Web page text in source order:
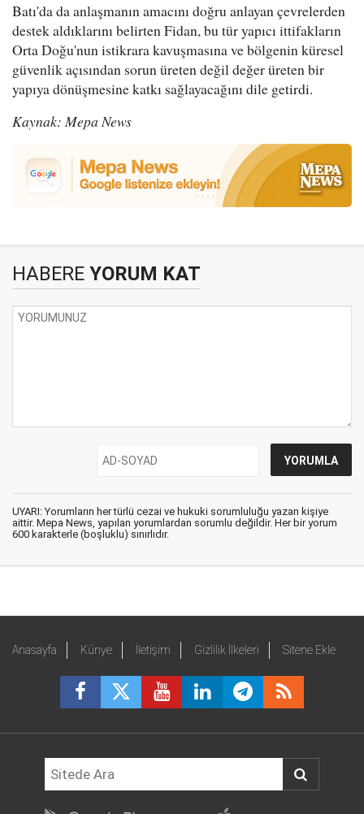
Batı'da da anlaşmanın amacını doğru anlayan çevrelerden
destek aldıklarını belirten Fidan, bu tür yapıcı ittifakların
Orta Doğu'nun istikrara kavuşmasına ve bölgenin küresel
güvenlik açısından sorun üreten değil değer üreten bir
yapıya dönüşmesine katkı sağlayacağını dile getirdi.
Kaynak: Mepa News
HABERE YORUM KAT
UYARI: Yorumların her türlü cezai ve hukuki sorumluluğu yazan kişiye
aittir. Mepa News, yapılan yorumlardan sorumlu değildir. Her bir yorum
600 karakterle (boşluklu) sınırlıdır.
Anasayfa Künye İletişim Gizlilik İlkeleri Sitene Ekle